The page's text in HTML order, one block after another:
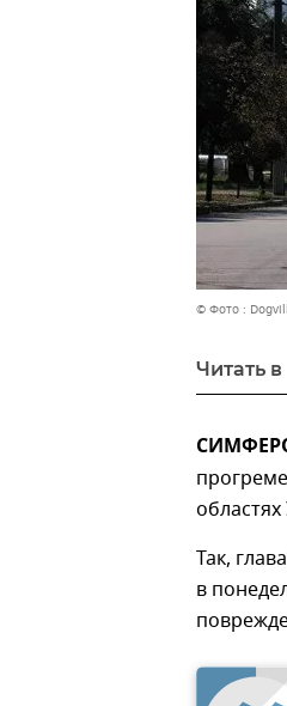
© Фото :
Читать в
Так,
в